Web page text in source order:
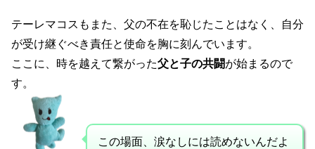
テーレマコスもまた、父の不在を恥じたことはなく、自分
が受け継ぐべき責任と使命を胸に刻んでいます。
ここに、時を越えて繋がった父と子の共闘が始まるので
す。
この場面、涙なしには読めないんだよ